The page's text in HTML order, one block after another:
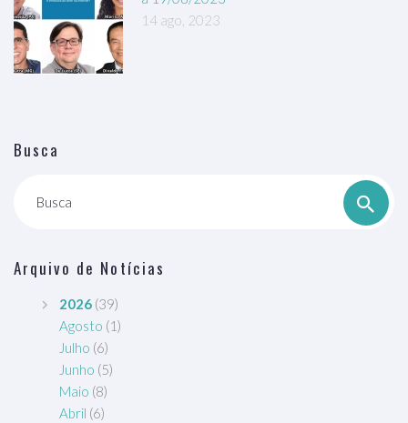
14 ago, 2023
Busca
Busca
Arquivo de Notícias
2026 (39)
Agosto (1)
Julho (6)
Junho (5)
Maio (8)
Abril (6)